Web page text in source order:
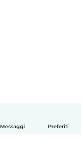
Messaggi Preferiti